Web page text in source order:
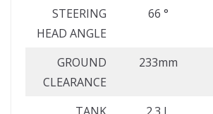
STEERING
HEAD ANGLE
66 °
GROUND
CLEARANCE
233mm